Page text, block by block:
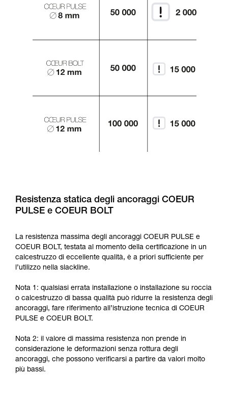
Resistenza statica degli ancoraggi COEUR
PULSE e COEUR BOLT
La resistenza massima degli ancoraggi COEUR PULSE e
COEUR BOLT, testata al momento della certificazione in un
calcestruzzo di eccellente qualità, è a priori sufficiente per
l’utilizzo nella slackline.
Nota 1: qualsiasi errata installazione o installazione su roccia
o calcestruzzo di bassa qualità può ridurre la resistenza degli
ancoraggi, fare riferimento all’istruzione tecnica di COEUR
PULSE e COEUR BOLT.
Nota 2: il valore di massima resistenza non prende in
considerazione le deformazioni senza rottura degli
ancoraggi, che possono verificarsi a partire da valori molto
più bassi.